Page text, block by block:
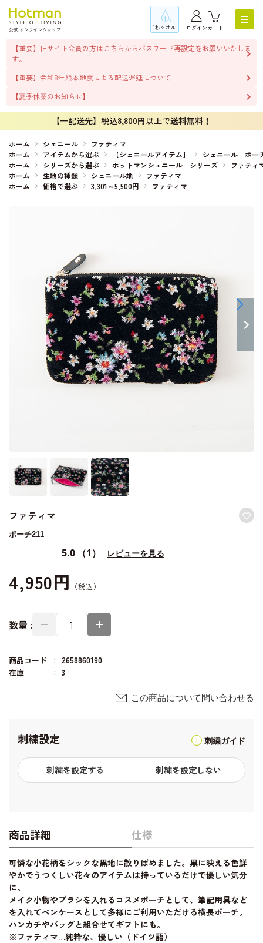
1秒タオル ログインカート
【重要】旧サイト会員の方はこちらからパスワード再設定をお願いいたしま
す。
【重要】令和8年熊本地震による配送遅延について
【夏季休業のお知らせ】
【一配送先】税込8,800円以上で送料無料！
ホーム シェニール
ファティマ
ホーム
アイテムから選ぶ 【シェニールアイテム】
シェニール ポー
ホーム
シリーズから選ぶ ホットマンシェニール シリーズ
ファティ
ホーム
生地の種類 シェニール地
ファティマ
ホーム
価格で選ぶ 3,301～5,500円 ファティマ
ファティマ
ポーチ211
5.0 （1） レビューを見る
4,950円
数量 :
商品コード
2658860190
在庫
3
この商品について問い合わせる
刺繍設定 刺繍ガイド
刺繍を設定する 刺繍を設定しない
商品詳細 仕様
可憐な小花柄をシックな黒地に散りばめました。黒に映える色鮮
やかでうつくしい花々のアイテムは持っているだけで優しい気分
に。
メイク小物やブラシを入れるコスメポーチとして、筆記用具など
を入れてペンケースとして多様にご利用いただける横長ポーチ。
ハンカチやバッグと組合せてギフトにも。
※ファティマ…純粋な、優しい（ドイツ語）